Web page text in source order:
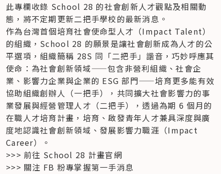
此專欄收錄 School 28 的社會創新人才觀點及相關動
態，將不定期更新二把手學校的最新消息。
作為台灣首個培育社會使命型人才（Impact Talent）
的組織，School 28 的願景是讓社會創新成為人才的公
平選項，組織簡稱 28S 同「二把手」諧音，巧妙呼應其
使命：為社會創新領域——包含非營利組織、社會企
業、影響力企業與企業的 ESG 部門——培育更多能有效
協助組織創辦人（一把手），共同擴大社會影響力的事
業發展與經營管理人才（二把手），透過為期 6 個月的
在職人才培育計畫，培育、啟發青年人才兼具深度與廣
度地認識社會創新領域、發展影響力職涯（Impact
Career）。
>>> 前往 School 28 計畫官網
>>> 關注 FB 粉專掌握第一手消息